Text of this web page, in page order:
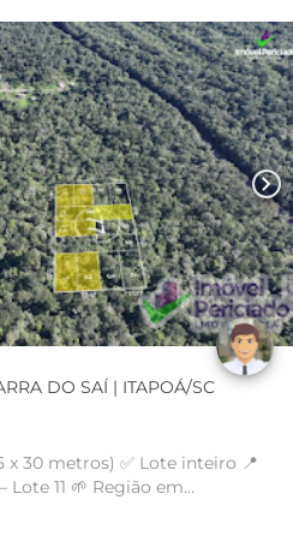
chevron_right
DO SAÍ | ITAPOÁ/SC
x 30 metros) ✅ Lote inteiro 📍
Região em